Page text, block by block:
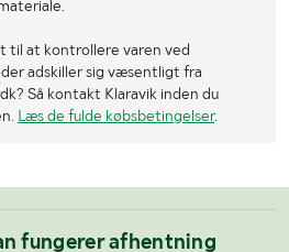
til at kontrollere varen ved
adskiller sig væsentligt fra
Så kontakt Klaravik inden du
Læs de fulde købsbetingelser.
fungerer afhentning